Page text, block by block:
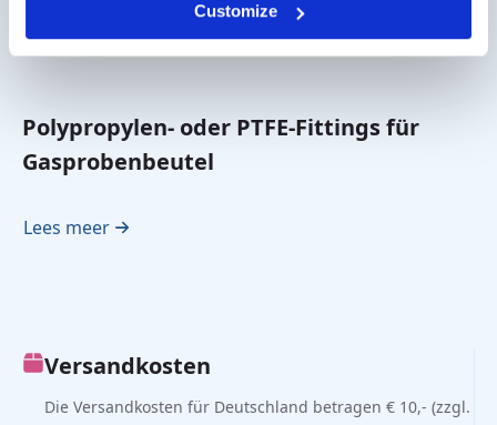
Customize
Polypropylen- oder PTFE-Fittings für
Gasprobenbeutel
Lees meer
Versandkosten
Die Versandkosten für Deutschland betragen € 10,- (zzgl.